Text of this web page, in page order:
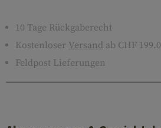
10 Tage Rückgaberecht
Kostenloser Versand ab CHF
Feldpost Lieferungen